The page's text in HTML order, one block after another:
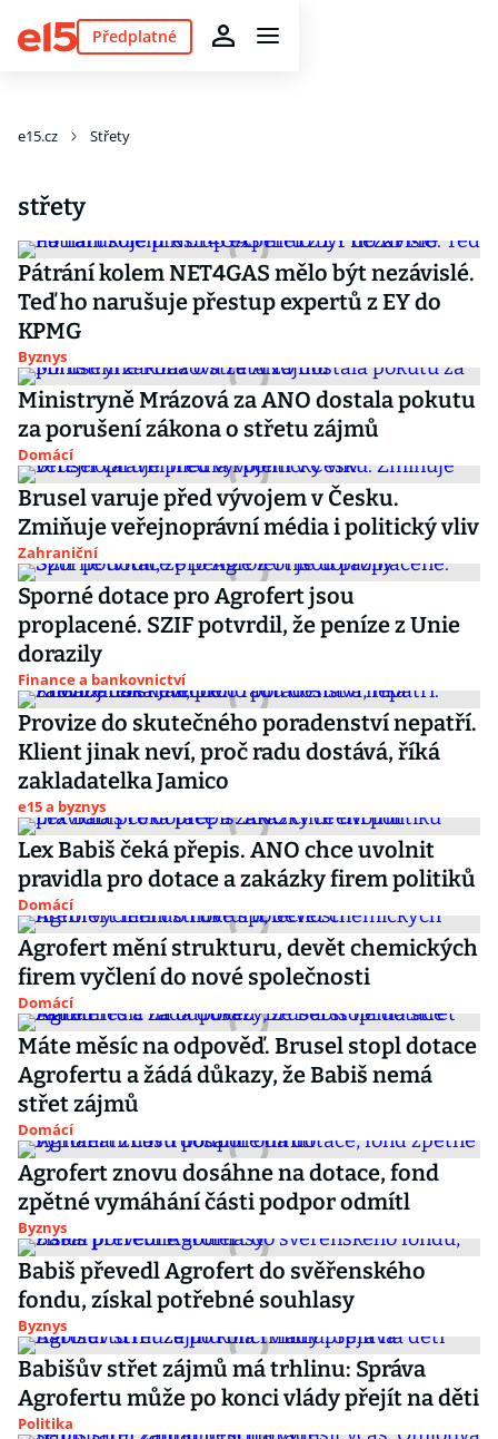
Předplatné
e15.cz Střety
střety
Pátrání kolem NET4GAS mělo být nezávislé.
Teď ho narušuje přestup expertů z EY do
KPMG
Byznys
Ministryně Mrázová za ANO dostala pokutu
za porušení zákona o střetu zájmů
Domácí
Brusel varuje před vývojem v Česku.
Zmiňuje veřejnoprávní média i politický vliv
Zahraniční
Sporné dotace pro Agrofert jsou
proplacené. SZIF potvrdil, že peníze z Unie
dorazily
Finance a bankovnictví
Provize do skutečného poradenství nepatří.
Klient jinak neví, proč radu dostává, říká
zakladatelka Jamico
e15 a byznys
Lex Babiš čeká přepis. ANO chce uvolnit
pravidla pro dotace a zakázky firem politiků
Domácí
Agrofert mění strukturu, devět chemických
firem vyčlení do nové společnosti
Domácí
Máte měsíc na odpověď. Brusel stopl dotace
Agrofertu a žádá důkazy, že Babiš nemá
střet zájmů
Domácí
Agrofert znovu dosáhne na dotace, fond
zpětné vymáhání části podpor odmítl
Byznys
Babiš převedl Agrofert do svěřenského
fondu, získal potřebné souhlasy
Byznys
Babišův střet zájmů má trhlinu: Správa
Agrofertu může po konci vlády přejít na děti
Politika